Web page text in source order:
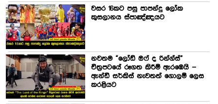
වසර 16කට පසු පාපන්දු ලෝක
කුසලානය ස්පාඤ්ඤයට
නවතම “ලෝඩ් ඔෆ් ද රින්ග්ස්”
චිත්‍රපටයේ රූගත කිරීම් ඇරඹෙයි –
ඇන්ඩි සර්කිස් නැවතත් ගොලම් ලෙස
කරළියට